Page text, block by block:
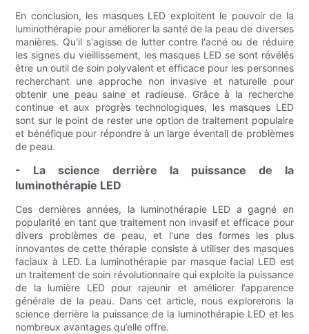
En conclusion, les masques LED exploitent le pouvoir de la
luminothérapie pour améliorer la santé de la peau de diverses
manières. Qu'il s'agisse de lutter contre l'acné ou de réduire
les signes du vieillissement, les masques LED se sont révélés
être un outil de soin polyvalent et efficace pour les personnes
recherchant une approche non invasive et naturelle pour
obtenir une peau saine et radieuse. Grâce à la recherche
continue et aux progrès technologiques, les masques LED
sont sur le point de rester une option de traitement populaire
et bénéfique pour répondre à un large éventail de problèmes
de peau.
- La science derrière la puissance de la
luminothérapie LED
Ces dernières années, la luminothérapie LED a gagné en
popularité en tant que traitement non invasif et efficace pour
divers problèmes de peau, et l'une des formes les plus
innovantes de cette thérapie consiste à utiliser des masques
faciaux à LED. La luminothérapie par masque facial LED est
un traitement de soin révolutionnaire qui exploite la puissance
de la lumière LED pour rajeunir et améliorer l’apparence
générale de la peau. Dans cet article, nous explorerons la
science derrière la puissance de la luminothérapie LED et les
nombreux avantages qu’elle offre.